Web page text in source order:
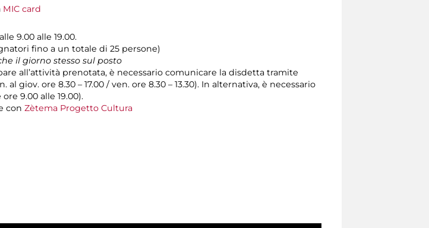
MIC card
9.00 alle 19.00.
fino a un totale di 25 persone)
il giorno stesso sul posto
all’attività prenotata, è necessario comunicare la disdetta tramite
al giov. ore 8.30 – 17.00 / ven. ore 8.30 – 13.30). In alternativa, è necessario
9.00 alle 19.00).
con Zètema Progetto Cultura